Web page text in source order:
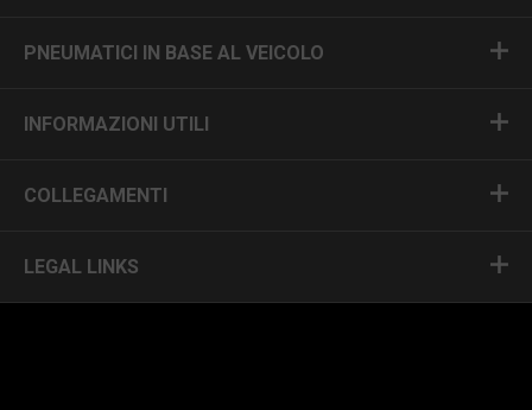
PNEUMATICI IN BASE AL VEICOLO
INFORMAZIONI UTILI
COLLEGAMENTI
LEGAL LINKS